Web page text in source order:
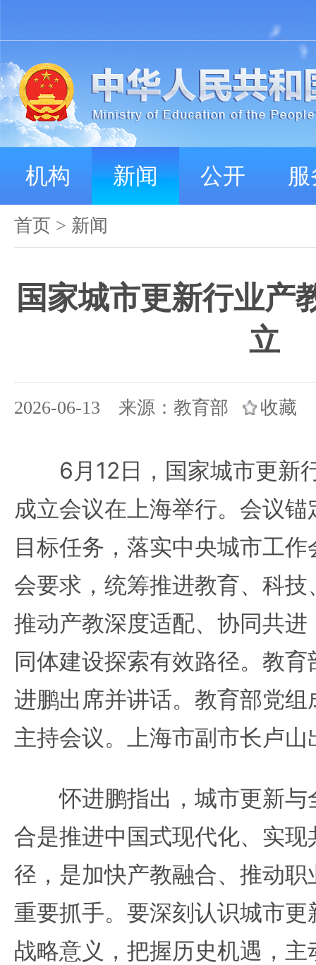
机构 新闻 公开
首页 > 新闻
国家城市更新行业产
立
2026-06-13 来源：教育部 收藏
6月12日，国家城市更新
成立会议在上海举行。会议
目标任务，落实中央城市工
会要求，统筹推进教育、科
推动产教深度适配、协同共
同体建设探索有效路径。教
进鹏出席并讲话。教育部党
主持会议。上海市副市长卢山
怀进鹏指出，城市更新与
合是推进中国式现代化、实
径，是加快产教融合、推动
重要抓手。要深刻认识城市
战略意义，把握历史机遇，